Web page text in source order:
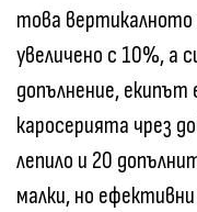
това
увеличено с 10%, а
допълнение,
каросерията чрез
лепило и 20
малки, но